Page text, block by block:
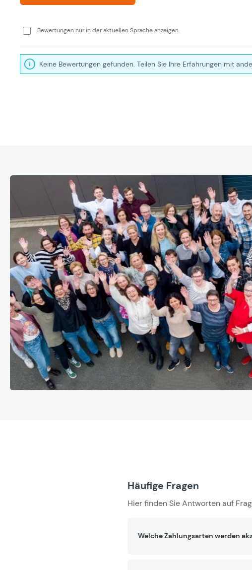
Bewertungen nur in der aktuellen Sprache anzeigen.
Keine Bewertungen gefunden. Teilen Sie Ihre Erfahrungen mit
Häufige Fragen
Hier finden Sie Antworten auf
Welche Zahlungsarten werden